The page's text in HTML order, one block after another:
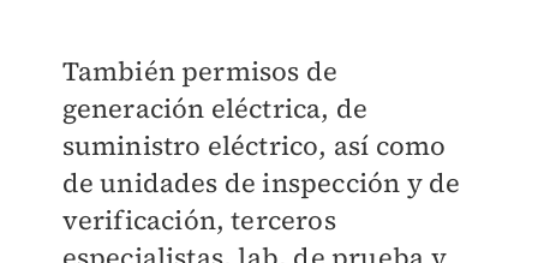
También permisos de
generación eléctrica, de
suministro eléctrico, así como
de unidades de inspección y de
verificación, terceros